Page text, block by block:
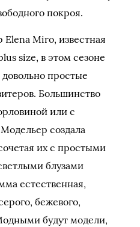
покроя.
Miro, известная
size, в этом сезоне
простые
Большинство
или с
создала
их с простыми
блузами
естественная,
бежевого,
будут модели,